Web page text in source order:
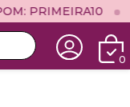
OFF NA
0